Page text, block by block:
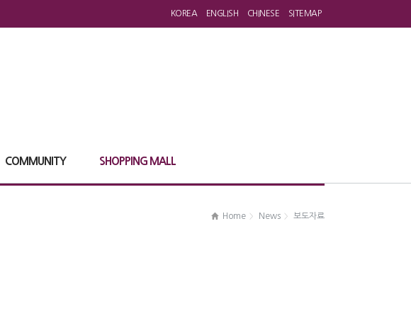
KOREA ENGLISH CHINESE SITEMAP
COMMUNITY SHOPPING MALL
Home News 보도자료